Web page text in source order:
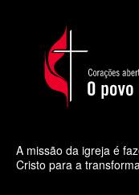
A missão da igreja é
Cristo para a